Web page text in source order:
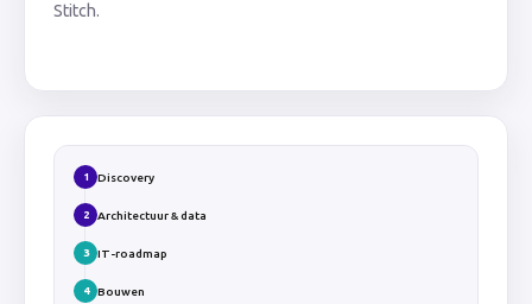
Stitch.
1 Discovery
2 Architectuur & data
3 IT-roadmap
4 Bouwen